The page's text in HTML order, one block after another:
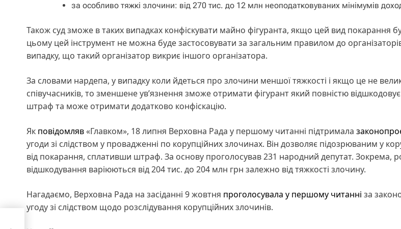
за особливо тяжкі злочини: від 270 тис. до 12 млн неоподатковуваних мінімумів
Також суд зможе в таких випадках конфіскувати майно фігуранта, якщо цей вид покарання
цьому цей інструмент не можна буде застосовувати за загальним правилом до
випадку, що такий організатор викриє іншого організатора.
За словами нардепа, у випадку коли йдеться про злочини меншої тяжкості і якщо це не
співучасників, то зменшене ув’язнення зможе отримати фігурант який повністю
штраф та може отримати додатково конфіскацію.
Як повідомляв«Главком», 18 липня Верховна Рада у першому читанні підтримала
угоди зі слідством у провадженні по корупційних злочинах. Він дозволяє підозрюваним у
від покарання, сплативши штраф. За основу проголосував 231 народний депутат. Зокрема,
відшкодування варіюються від 204 тис. до 204 млн грн залежно від тяжкості злочину.
Нагадаємо, Верховна Рада на засіданні 9 жовтня проголосувала у першому читанні за
угоду зі слідством щодо розслідування корупційних злочинів.